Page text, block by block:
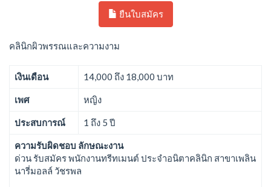
ยืนใบสมัคร
คลินิกผิวพรรณและความงาม
เงินเดือน 14,000 ถึง 18,000 บาท
เพศ หญิง
ประสบการณ์ 1 ถึง 5 ปี
ความรับผิดชอบ ลักษณะงาน
ด่วน รับสมัคร พนักงานทรีทเมนต์ ประจำอนิตาคลินิก สาขาเพลิน
นารี่มอลล์ วัชรพล